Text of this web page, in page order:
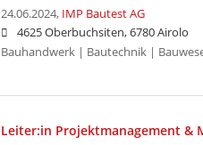
24.06.2024, IMP Bautest AG
4625 Oberbuchsiten, 6780 Airolo
Bauhandwerk | Bautechnik |
Leiter:in Projektmanagement &